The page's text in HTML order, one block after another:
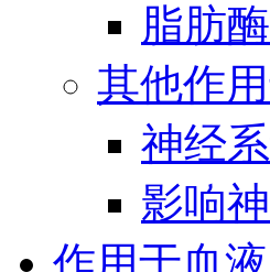
脂肪
其他作
神经
影响